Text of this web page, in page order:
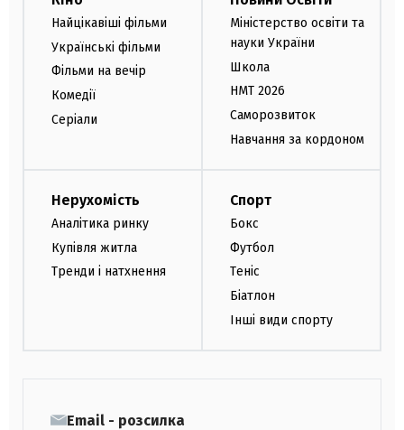
Найцікавіші фільми
Українські фільми
Фільми на вечір
Комедії
Серіали
Міністерство освіти та
науки України
Школа
НМТ 2026
Саморозвиток
Навчання за кордоном
Нерухомість
Аналітика ринку
Купівля житла
Тренди і натхнення
Спорт
Бокс
Футбол
Теніс
Біатлон
Інші види спорту
Email - розсилка